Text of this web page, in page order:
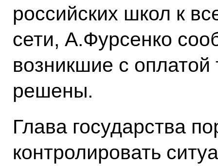
российских школ к
сети, А.Фурсенко
возникшие с оплатой
решены.
Глава государства
контролировать